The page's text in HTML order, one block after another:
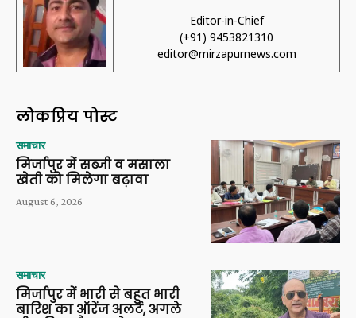
Editor-in-Chief
(+91) 9453821310
editor@mirzapurnews.com
लोकप्रिय पोस्ट
समाचार
मिर्जापुर में सब्जी व मसाला
खेती को मिलेगा बढ़ावा
August 6, 2026
समाचार
मिर्जापुर में भारी से बहुत भारी
बारिश का ऑरेंज अलर्ट, अगले